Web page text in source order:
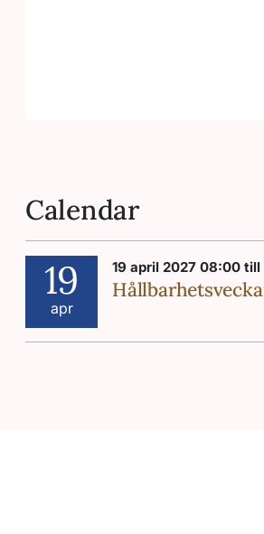
Calendar
19
apr
19 april 2027 08:00 till